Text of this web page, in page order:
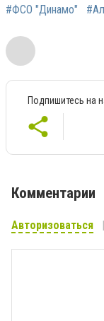
#ФСО "Динамо"
Подпишитесь на
Комментарии
Авторизоваться